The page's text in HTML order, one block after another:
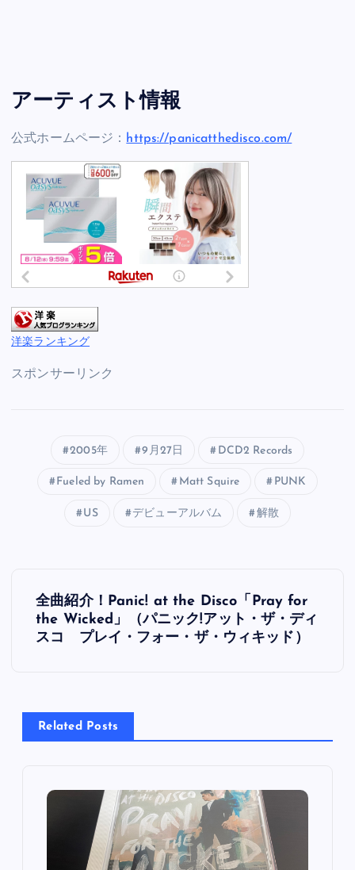
アーティスト情報
公式ホームページ： https://panicatthedisco.com/
洋楽ランキング
スポンサーリンク
2005年 9月27日 DCD2 Records
Fueled by Ramen Matt Squire PUNK
US デビューアルバム 解散
投
稿
ビ
ゲ
全曲紹介！Panic! at the Disco「Pray for
the Wicked」（パニック!アット・ザ・ディ
スコ プレイ・フォー・ザ・ウィキッド）
Related Posts